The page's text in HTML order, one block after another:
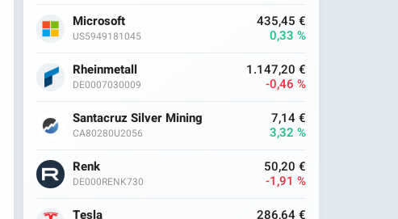
Microsoft
US5949181045
435,45 €
0,33 %
Rheinmetall
DE0007030009
1.147,20 €
-0,46 %
Santacruz Silver Mining
CA80280U2056
7,14 €
3,32 %
Renk
DE000RENK730
50,20 €
-1,91 %
Tesla
286,64 €